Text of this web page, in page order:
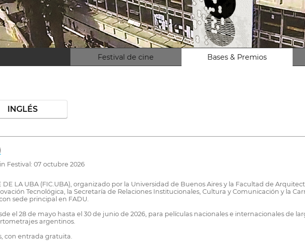
Festival de cine Bases & Premios
INGLÉS
Festival: 07 octubre 2026
DE LA UBA (FIC.UBA), organizado por la Universidad de Buenos Aires y la Facultad de
Tecnológica, la Secretaría de Relaciones Institucionales, Cultura y Comunicación y la
sede principal en FADU.
el 28 de mayo hasta el 30 de junio de 2026, para películas nacionales e internacionales de
argentinos.
con entrada gratuita.